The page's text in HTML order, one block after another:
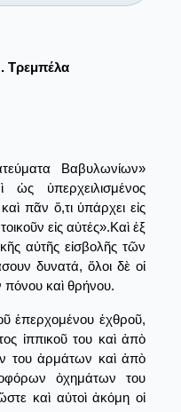
Τρεμπέλα
Βαβυλωνίων»
ὑπερχειλισμένος
πᾶν ὅ,τι ὑπάρχει εἰς
εἰς αὐτές».Καὶ ἐξ
αὐτῆς εἰσβολῆς τῶν
δυνατά, ὅλοι δὲ οἱ
πόνου καὶ θρήνου.
ἐπερχομένου ἐχθροῦ,
ἱππικοῦ του καὶ ἀπὸ
του ἁρμάτων καὶ ἀπὸ
ὀχημάτων του
καὶ αὐτοὶ ἀκόμη οἱ